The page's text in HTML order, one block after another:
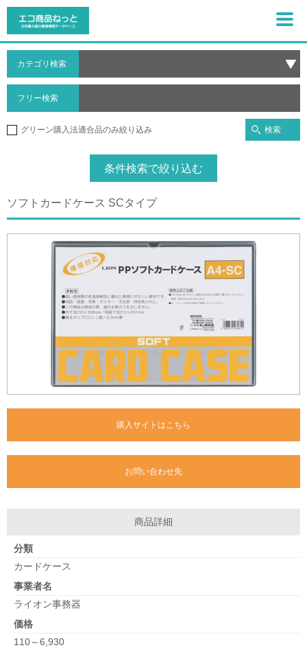
カテゴリ検索
フリー検索
グリーン購入法適合品のみ絞り込み 検索
条件検索で絞り込む
ソフトカードケース SCタイプ
購入サイトはこちら
お問い合わせ先
商品詳細
分類
カードケース
事業者名
ライオン事務器
価格
110～6,930